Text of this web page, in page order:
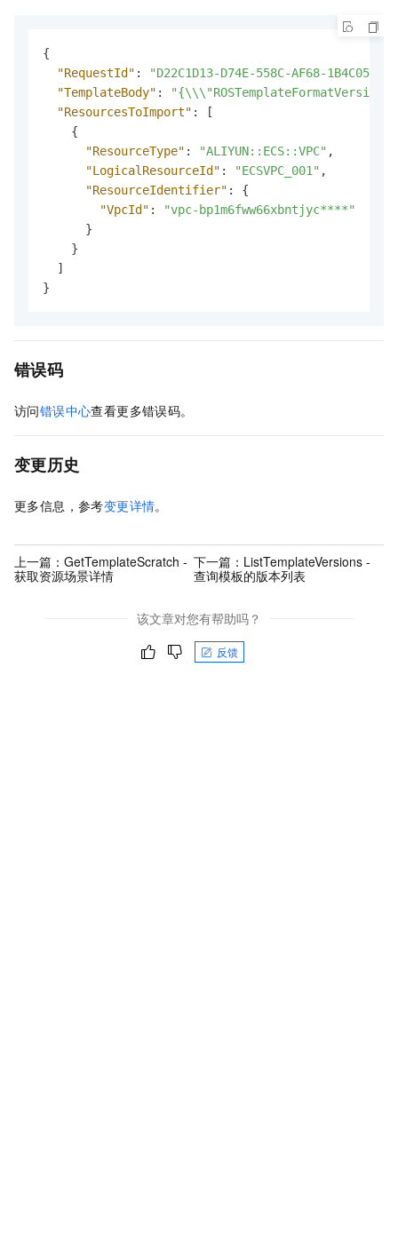
{
"RequestId" :
"D22C1D13-D74E-558C-AF68-
"TemplateBody" :
"ResourcesToImport" :
[
{
"ResourceType" : "ALIYUN::ECS::VPC" ,
"LogicalResourceId" : "ECSVPC_001" ,
"ResourceIdentifier" :
{
"VpcId" :
"vpc-bp1m6fww66xbntjyc****"
}
}
]
}
错误码
访问错误中心查看更多错误码。
变更历史
更多信息，参考变更详情。
上一篇： GetTemplateScratch -
获取资源场景详情
下一篇： ListTemplateVersions -
查询模板的版本列表
该文章对您有帮助吗？
反馈